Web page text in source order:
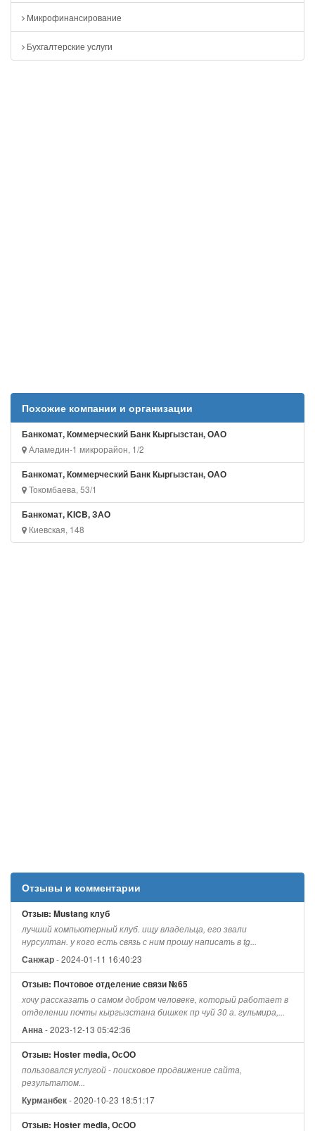
Микрофинансирование
Бухгалтерские услуги
Похожие компании и организации
Банкомат, Коммерческий Банк Кыргызстан, ОАО
Аламедин-1 микрорайон, 1/2
Банкомат, Коммерческий Банк Кыргызстан, ОАО
Токомбаева, 53/1
Банкомат, KICB, ЗАО
Киевская, 148
Отзывы и комментарии
Отзыв: Mustang клуб
лучший компьютерный клуб. ищу владельца, его звали
нурсултан. у кого есть связь с ним прошу написать в tg...
Санжар- 2024-01-11 16:40:23
Отзыв: Почтовое отделение связи №65
хочу рассказать о самом добром человеке, который работает в
отделении почты кыргызстана бишкек пр чуй 30 а. гульмира,...
Анна- 2023-12-13 05:42:36
Отзыв: Hoster media, ОсОО
пользовался услугой - поисковое продвижение сайта,
результатом...
Курманбек- 2020-10-23 18:51:17
Отзыв: Hoster media, ОсОО